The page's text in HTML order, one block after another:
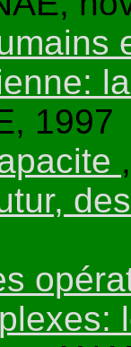
1997